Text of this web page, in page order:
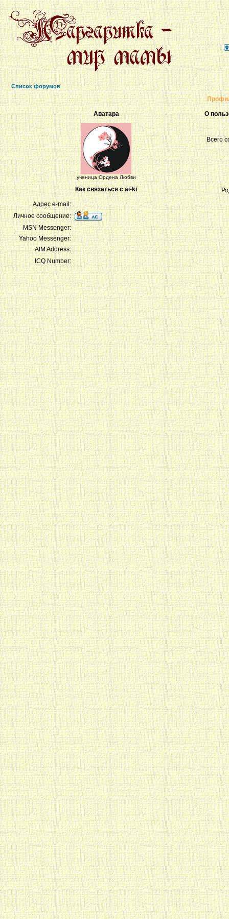
Список форумов
Аватара О
ученица Ордена Любви
Всего
Как связаться с ai-ki
Адрес e-mail:
Личное сообщение:
MSN Messenger:
Yahoo Messenger:
AIM Address:
ICQ Number: